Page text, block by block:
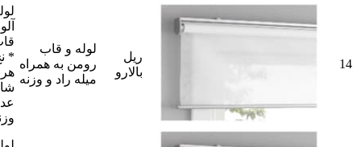
14
ريل
بالارو
لوله و قاب
رومن به همراه
میله راد و وزنه
*